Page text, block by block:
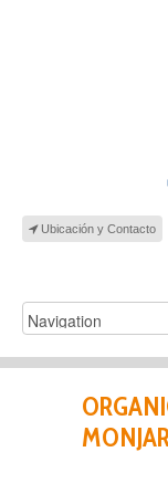
Ubicación y Contacto